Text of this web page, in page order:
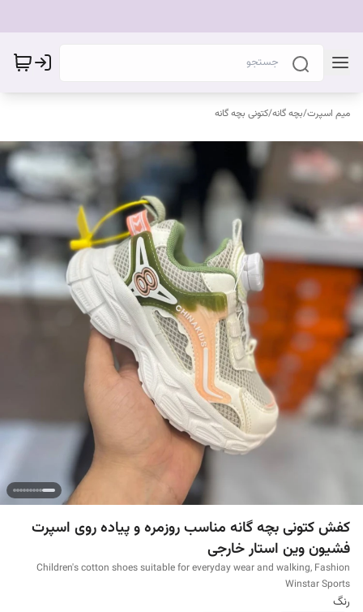
میم اسپرت/بچه گانه/کتونی بچه گانه
کفش کتونی بچه گانه مناسب روزمره و پیاده روی اسپرت
فشیون وین استار خارجی
Children's cotton shoes suitable for everyday wear and walking, Fashion
Winstar Sports
رنگ